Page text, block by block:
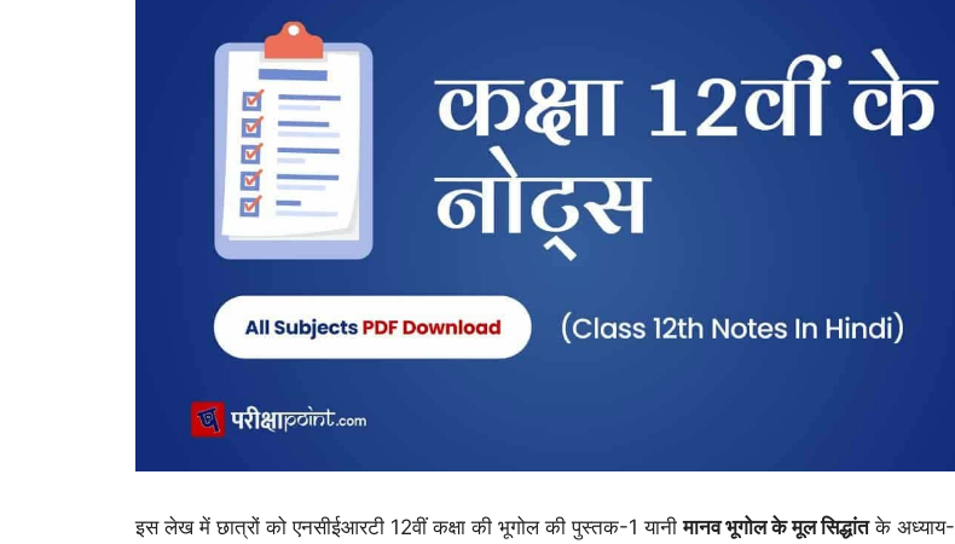
इस लेख में छात्रों को एनसीईआरटी 12वीं कक्षा की भूगोल की पुस्तक-1 यानीमानव भूगोल के मूल सिद्धांतके अध्याय-